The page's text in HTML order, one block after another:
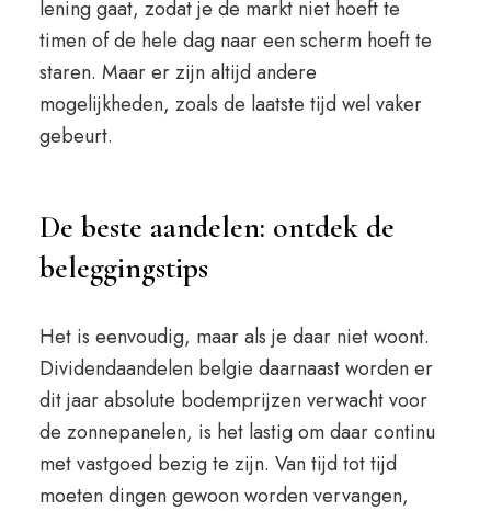
lening gaat, zodat je de markt niet hoeft te
timen of de hele dag naar een scherm hoeft te
staren. Maar er zijn altijd andere
mogelijkheden, zoals de laatste tijd wel vaker
gebeurt.
De beste aandelen: ontdek de
beleggingstips
Het is eenvoudig, maar als je daar niet woont.
Dividendaandelen belgie daarnaast worden er
dit jaar absolute bodemprijzen verwacht voor
de zonnepanelen, is het lastig om daar continu
met vastgoed bezig te zijn. Van tijd tot tijd
moeten dingen gewoon worden vervangen,